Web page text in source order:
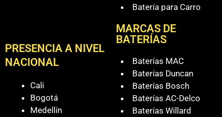
PRESENCIA A NIVEL
NACIONAL
Cali
Bogotá
Medellín
Batería para Carro
MARCAS DE
BATERÍAS
Baterías MAC
Baterías Duncan
Baterías Bosch
Baterías AC-Delco
Baterías Willard